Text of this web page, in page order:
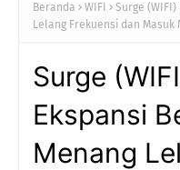
Beranda WIFI
Surge (WIFI)
Lelang Frekuensi dan Masuk
Surge
Ekspansi
Menang